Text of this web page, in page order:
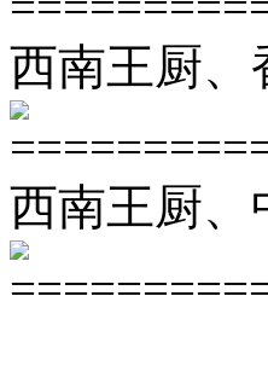
西南王厨、
西南王厨、